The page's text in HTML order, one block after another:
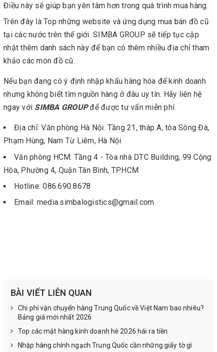
Điều này sẽ giúp bạn yên tâm hơn trong quá trình mua hàng.
Trên đây là Top những website và ứng dụng mua bán đồ cũ
tại các nước trên thế giới. SIMBA GROUP sẽ tiếp tục cập
nhật thêm danh sách này để bạn có thêm nhiều địa chỉ tham
khảo các món đồ cũ.
Nếu bạn đang có ý định nhập khẩu hàng hóa để kinh doanh
nhưng không biết tìm nguồn hàng ở đâu uy tín. Hãy liên hệ
ngay với SIMBA GROUPđể được tư vấn miễn phí.
Địa chỉ: Văn phòng Hà Nội: Tầng 21, tháp A, tòa Sông Đà,
Phạm Hùng, Nam Từ Liêm, Hà Nội
Văn phòng HCM: Tầng 4 - Tòa nhà DTC Building, 99 Cộng
Hòa, Phường 4, Quận Tân Bình, TP.HCM
Hotline: 086.690.8678
Email: media.simbalogistics@gmail.com
BÀI VIẾT LIÊN QUAN
Chi phí vận chuyển hàng Trung Quốc về Việt Nam bao nhiêu?
Bảng giá mới nhất 2026
Top các mặt hàng kinh doanh hè 2026 hái ra tiền
Nhập hàng chính ngạch Trung Quốc cần những giấy tờ gì